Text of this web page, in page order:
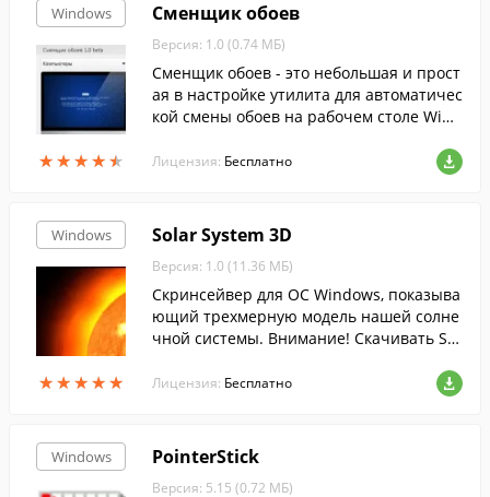
Windows
★★★★★
★★★★★
Сменщик обоев
Версия: 1.0 (0.74 МБ)
Сменщик обоев - это небольшая и прост
ая в настройке утилита для автоматичес
кой смены обоев на рабочем столе Wind
Лицензия: Бесплатно
Windows
★★★★★
★★★★★
Solar System 3D
Версия: 1.0 (11.36 МБ)
Скринсейвер для ОС Windows, показыва
ющий трехмерную модель нашей солне
чной системы. Внимание! Скачивать Sol
ы FreeSoft ежедневно сканируются анти
Лицензия: Бесплатно
Windows PointerStick
Версия: 5.15 (0.72 МБ)